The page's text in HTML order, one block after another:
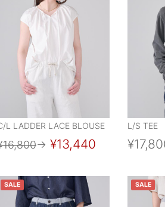
L LADDER LACE BLOUSE
→ ¥13,440
L/S TEE
SALE SALE